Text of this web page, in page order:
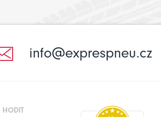
info@exprespneu.cz
HODIT